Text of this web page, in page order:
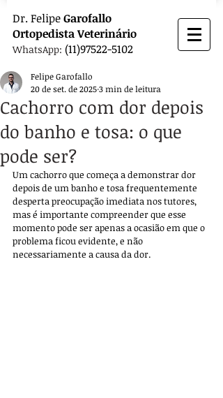
Dr. FelipeGarofallo
OrtopedistaVeterinário
WhatsApp: (11)97522-5102
Cachorro com dor depois
do banho e tosa: o que
pode ser?
Felipe Garofallo
20 de set. de 20253 min de leitura
Um cachorro que começa a demonstrar dor
depois de um banho e tosa frequentemente
desperta preocupação imediata nos tutores,
mas é importante compreender que esse
momento pode ser apenas a ocasião em que o
problema ficou evidente, e não
necessariamente a causa da dor.